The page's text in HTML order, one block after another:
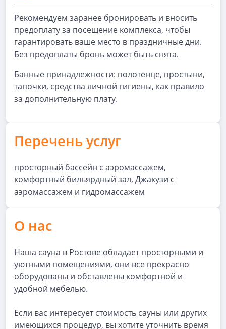
Рекомендуем заранее бронировать и вносить
предоплату за посещение комплекса, чтобы
гарантировать ваше место в праздничные дни.
Без предоплаты бронь может быть снята.
Банные принадлежности: полотенце, простыни,
тапочки, средства личной гигиены, как правило
за дополнительную плату.
Перечень услуг
просторный бассейн с аэромассажем,
комфортный бильярдный зал, Джакузи с
аэромассажем и гидромассажем
О нас
Наша сауна в Ростове обладает просторными и
уютными помещениями, они все прекрасно
оборудованы и обставлены комфортной и
удобной мебелью.
Если вас интересует стоимость сауны или других
имеющихся процедур, вы хотите уточнить время